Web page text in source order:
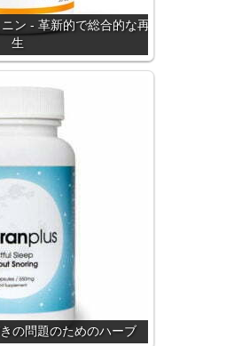
ン - 革新的で総合的な再
生
の問題のためのハーブ